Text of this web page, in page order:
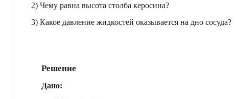
2) Чему равна высота столба керосина?
3) Какое давление жидкостей оказывается на дно сосуда?
Решение
Дано: